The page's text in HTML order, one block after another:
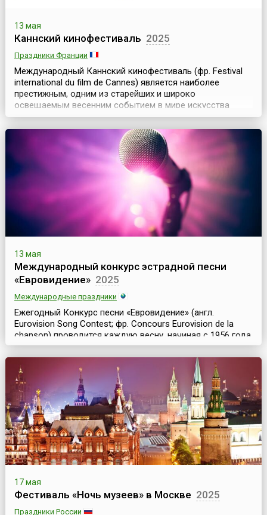
13 мая
Каннский кинофестиваль 2025
Праздники Франции
Международный Каннский кинофестиваль (фр. Festival
international du film de Cannes) является наиболее
престижным, одним из старейших и широко
освещаемым весенним событием в мире искусства
кино. Он проходит ежегодно в мае и длится почти две
недели.Открытие первого международного
кинофестиваля в Каннах планировалось на осень 1939
года. По идее организаторов фестиваля, он должен был
представлять ...
13 мая
Международный конкурс эстрадной песни
«Евровидение» 2025
Международные праздники
Ежегодный Конкурс песни «Евровидение» (англ.
Eurovision Song Contest; фр. Concours Eurovision de la
chanson) проводится каждую весну, начиная с 1956 года
в одной из стран-членов Европейского Вещательного
Союза. С 1995 года это событие происходит в мае
месяце, а предшествующие конкурсы проводились как в
мае, так и в марте, и апреле.В 2026 году первый и второй
полуфиналы состоятся 12 и 14 мая, а...
17 мая
Фестиваль «Ночь музеев» в Москве 2025
Праздники России